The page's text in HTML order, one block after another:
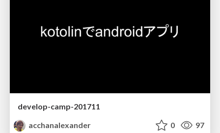
develop-camp-201711
acchanalexander
0 97